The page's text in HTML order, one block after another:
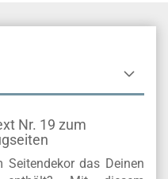
Nr. 19 zum
das Deinen